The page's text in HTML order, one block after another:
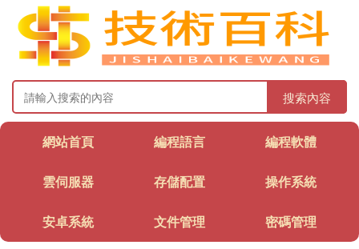
搜索內容
網站首頁 編程語言 編程軟體
雲伺服器 存儲配置 操作系統
安卓系統 文件管理 密碼管理